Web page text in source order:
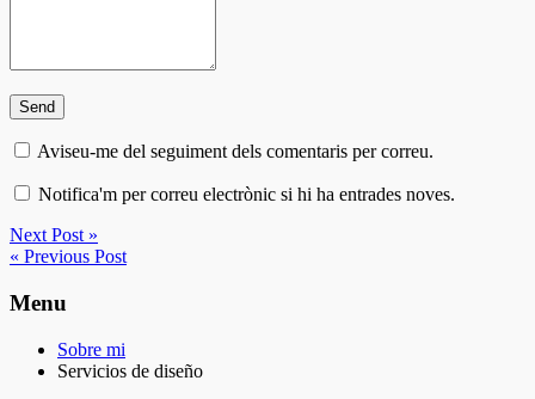
Aviseu-me del seguiment dels comentaris per correu.
Notifica'm per correu electrònic si hi ha entrades noves.
Next Post »
« Previous Post
Menu
Sobre mi
Servicios de diseño